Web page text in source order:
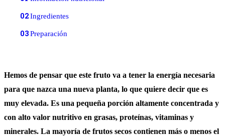
02Ingredientes
03Preparación
Hemos de pensar que este fruto va a tener la energía necesaria
para que nazca una nueva planta, lo que quiere decir que es
muy elevada. Es una pequeña porción altamente concentrada y
con alto valor nutritivo en grasas, proteínas, vitaminas y
minerales. La mayoría de frutos secos contienen más o menos el